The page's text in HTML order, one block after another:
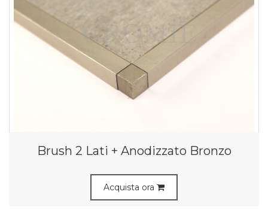
Brush 2 Lati + Anodizzato Bronzo
Acquista ora